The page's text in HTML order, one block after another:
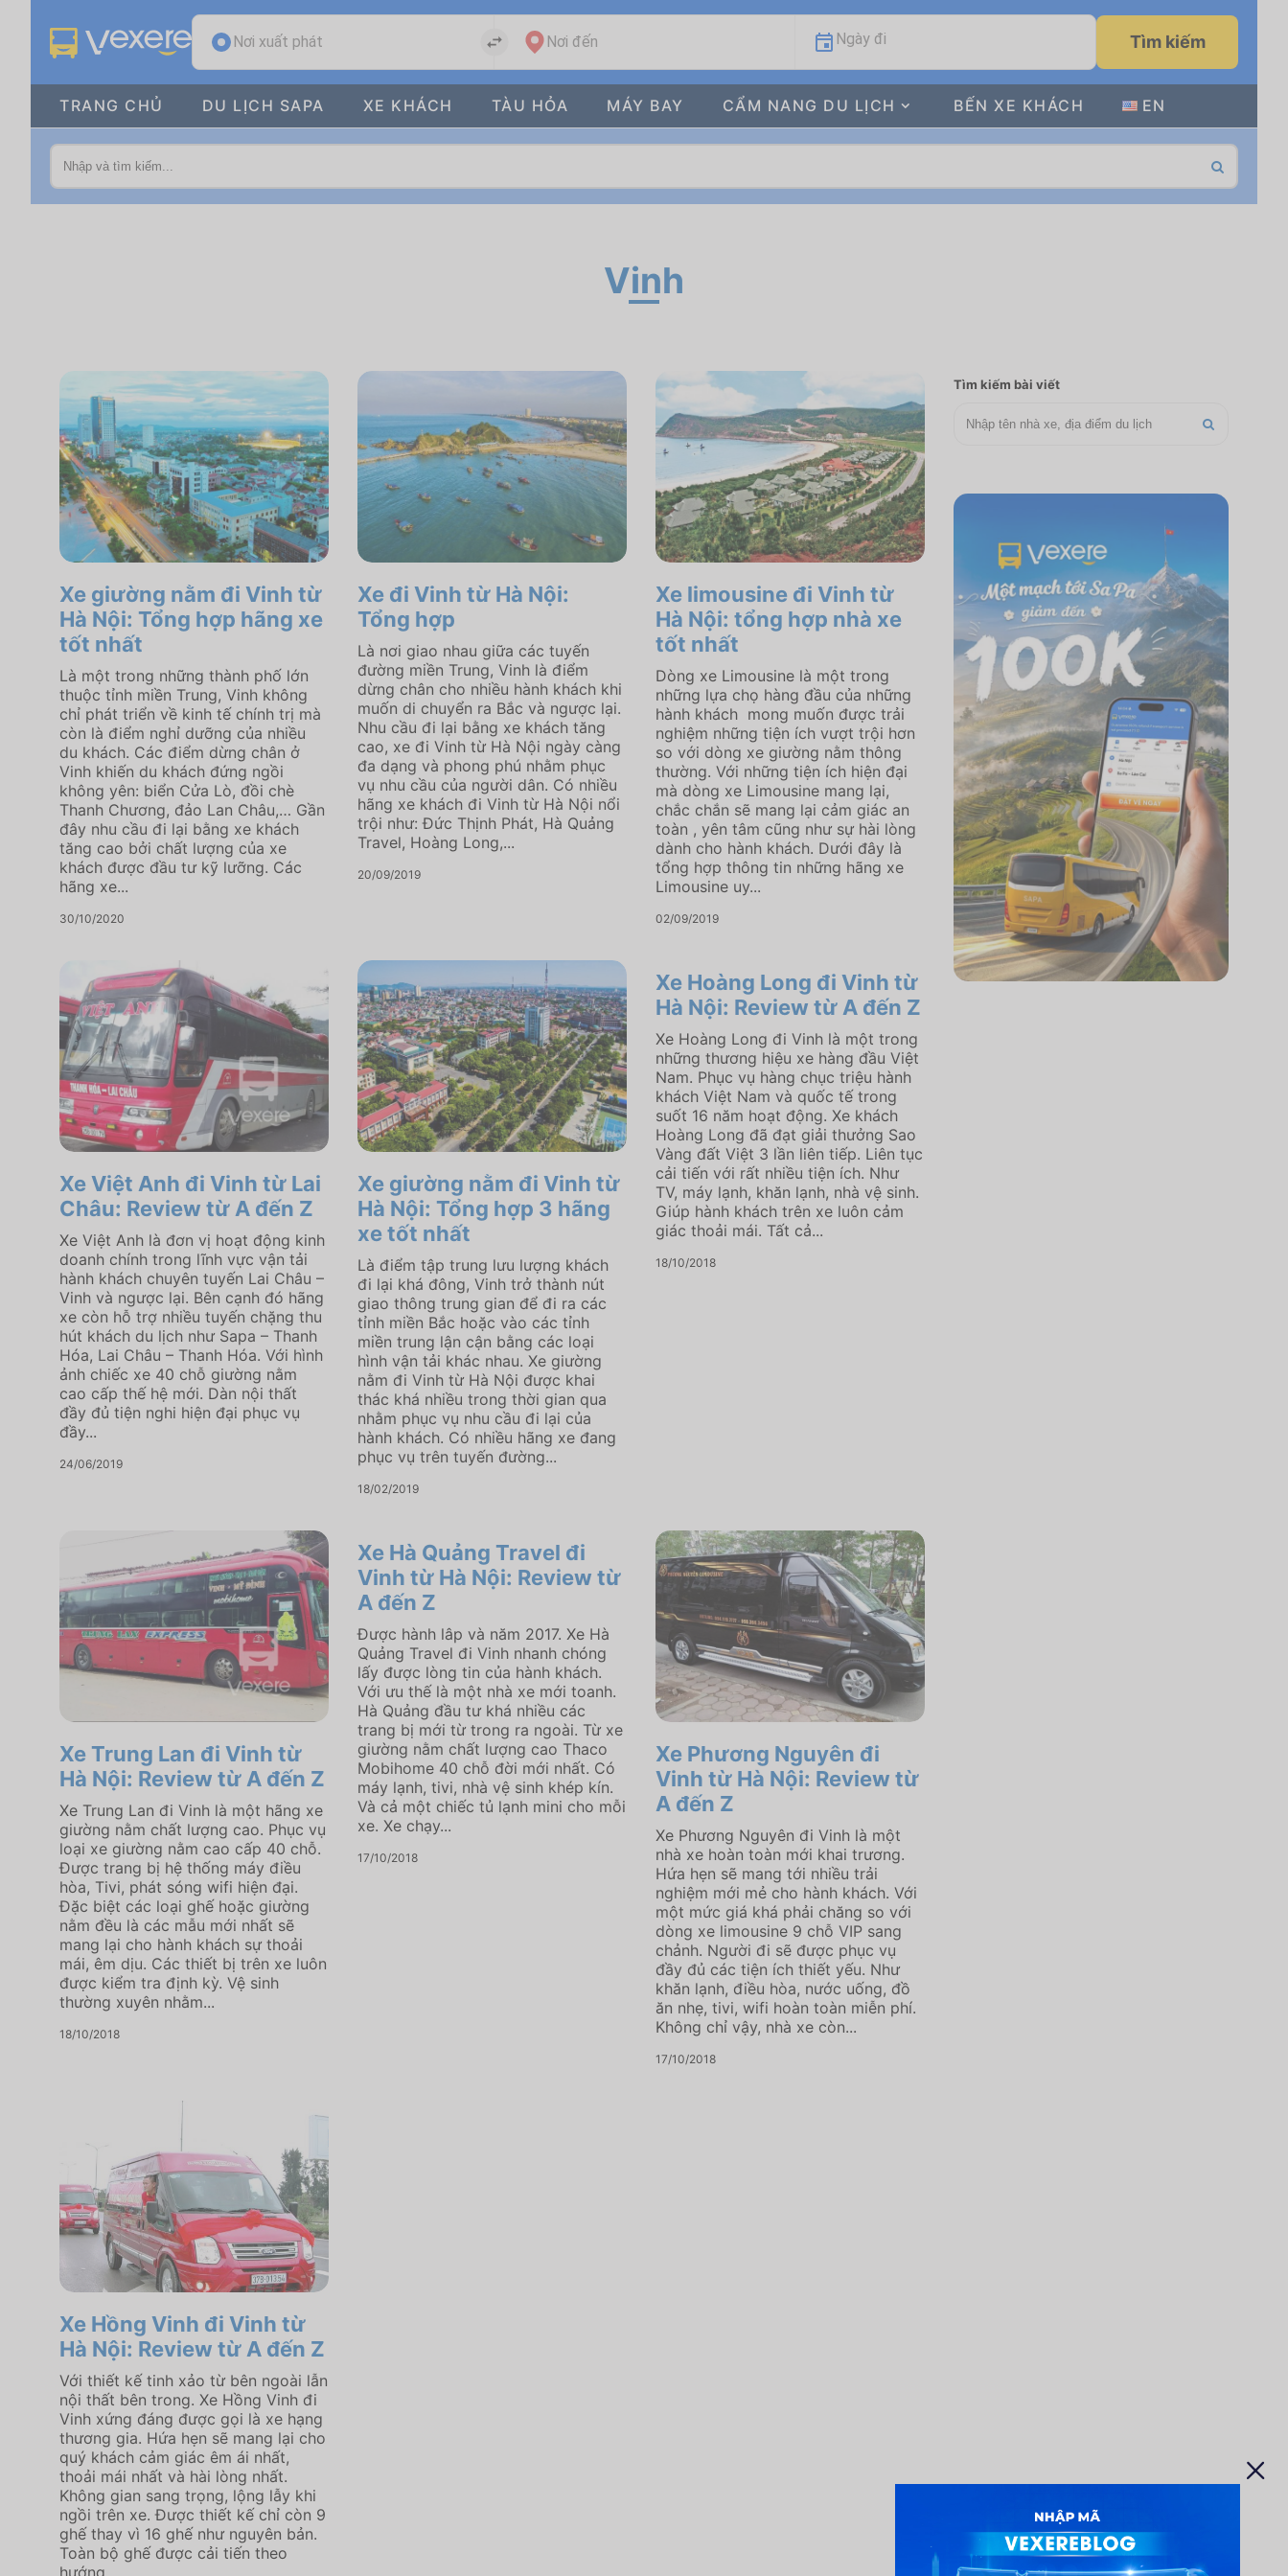
Nơi xuất phát Nơi đến Ngày đi Tìm kiếm
TRANG CHỦ DU LỊCH SAPA XE KHÁCH TÀU HỎA MÁY BAY CẨM NANG DU LỊCH BẾN XE KHÁCH EN
Vinh
Xe giường nằm đi Vinh từ
Hà Nội: Tổng hợp hãng xe
tốt nhất
Là một trong những thành phố lớn
thuộc tỉnh miền Trung, Vinh không
chỉ phát triển về kinh tế chính trị mà
còn là điểm nghỉ dưỡng của nhiều
du khách. Các điểm dừng chân ở
Vinh khiến du khách đứng ngồi
không yên: biển Cửa Lò, đồi chè
Thanh Chương, đảo Lan Châu,… Gần
đây nhu cầu đi lại bằng xe khách
tăng cao bởi chất lượng của xe
khách được đầu tư kỹ lưỡng. Các
hãng xe...
30/10/2020
Xe đi Vinh từ Hà Nội:
Tổng hợp
Là nơi giao nhau giữa các tuyến
đường miền Trung, Vinh là điểm
dừng chân cho nhiều hành khách khi
muốn di chuyển ra Bắc và ngược lại.
Nhu cầu đi lại bằng xe khách tăng
cao, xe đi Vinh từ Hà Nội ngày càng
đa dạng và phong phú nhằm phục
vụ nhu cầu của người dân. Có nhiều
hãng xe khách đi Vinh từ Hà Nội nổi
trội như: Đức Thịnh Phát, Hà Quảng
Travel, Hoàng Long,...
20/09/2019
Xe limousine đi Vinh từ
Hà Nội: tổng hợp nhà xe
tốt nhất
Dòng xe Limousine là một trong
những lựa chọ hàng đầu của những
hành khách mong muốn được trải
nghiệm những tiện ích vượt trội hơn
so với dòng xe giường nằm thông
thường. Với những tiện ích hiện đại
mà dòng xe Limousine mang lại,
chắc chắn sẽ mang lại cảm giác an
toàn , yên tâm cũng như sự hài lòng
dành cho hành khách. Dưới đây là
tổng hợp thông tin những hãng xe
Limousine uy...
02/09/2019
Xe Việt Anh đi Vinh từ Lai
Châu: Review từ A đến Z
Xe Việt Anh là đơn vị hoạt động kinh
doanh chính trong lĩnh vực vận tải
hành khách chuyên tuyến Lai Châu –
Vinh và ngược lại. Bên cạnh đó hãng
xe còn hỗ trợ nhiều tuyến chặng thu
hút khách du lịch như Sapa – Thanh
Hóa, Lai Châu – Thanh Hóa. Với hình
ảnh chiếc xe 40 chỗ giường nằm
cao cấp thế hệ mới. Dàn nội thất
đầy đủ tiện nghi hiện đại phục vụ
đầy...
24/06/2019
Xe giường nằm đi Vinh từ
Hà Nội: Tổng hợp 3 hãng
xe tốt nhất
Là điểm tập trung lưu lượng khách
đi lại khá đông, Vinh trở thành nút
giao thông trung gian để đi ra các
tỉnh miền Bắc hoặc vào các tỉnh
miền trung lận cận bằng các loại
hình vận tải khác nhau. Xe giường
nằm đi Vinh từ Hà Nội được khai
thác khá nhiều trong thời gian qua
nhằm phục vụ nhu cầu đi lại của
hành khách. Có nhiều hãng xe đang
phục vụ trên tuyến đường...
18/02/2019
Xe Hoàng Long đi Vinh từ
Hà Nội: Review từ A đến Z
Xe Hoàng Long đi Vinh là một trong
những thương hiệu xe hàng đầu Việt
Nam. Phục vụ hàng chục triệu hành
khách Việt Nam và quốc tế trong
suốt 16 năm hoạt động. Xe khách
Hoàng Long đã đạt giải thưởng Sao
Vàng đất Việt 3 lần liên tiếp. Liên tục
cải tiến với rất nhiều tiện ích. Như
TV, máy lạnh, khăn lạnh, nhà vệ sinh.
Giúp hành khách trên xe luôn cảm
giác thoải mái. Tất cả...
18/10/2018
Xe Trung Lan đi Vinh từ
Hà Nội: Review từ A đến Z
Xe Trung Lan đi Vinh là một hãng xe
giường nằm chất lượng cao. Phục vụ
loại xe giường nằm cao cấp 40 chỗ.
Được trang bị hệ thống máy điều
hòa, Tivi, phát sóng wifi hiện đại.
Đặc biệt các loại ghế hoặc giường
nằm đều là các mẫu mới nhất sẽ
mang lại cho hành khách sự thoải
mái, êm dịu. Các thiết bị trên xe luôn
được kiểm tra định kỳ. Vệ sinh
thường xuyên nhằm...
18/10/2018
Xe Hà Quảng Travel đi
Vinh từ Hà Nội: Review từ
A đến Z
Được hành lâp và năm 2017. Xe Hà
Quảng Travel đi Vinh nhanh chóng
lấy được lòng tin của hành khách.
Với ưu thế là một nhà xe mới toanh.
Hà Quảng đầu tư khá nhiều các
trang bị mới từ trong ra ngoài. Từ xe
giường nằm chất lượng cao Thaco
Mobihome 40 chỗ đời mới nhất. Có
máy lạnh, tivi, nhà vệ sinh khép kín.
Và cả một chiếc tủ lạnh mini cho mỗi
xe. Xe chạy...
17/10/2018
Xe Phương Nguyên đi
Vinh từ Hà Nội: Review từ
A đến Z
Xe Phương Nguyên đi Vinh là một
nhà xe hoàn toàn mới khai trương.
Hứa hẹn sẽ mang tới nhiều trải
nghiệm mới mẻ cho hành khách. Với
một mức giá khá phải chăng so với
dòng xe limousine 9 chỗ VIP sang
chảnh. Người đi sẽ được phục vụ
đầy đủ các tiện ích thiết yếu. Như
khăn lạnh, điều hòa, nước uống, đồ
ăn nhẹ, tivi, wifi hoàn toàn miễn phí.
Không chỉ vậy, nhà xe còn...
17/10/2018
Xe Hồng Vinh đi Vinh từ
Hà Nội: Review từ A đến Z
Với thiết kế tinh xảo từ bên ngoài lẫn
nội thất bên trong. Xe Hồng Vinh đi
Vinh xứng đáng được gọi là xe hạng
thương gia. Hứa hẹn sẽ mang lại cho
quý khách cảm giác êm ái nhất,
thoải mái nhất và hài lòng nhất.
Không gian sang trọng, lộng lẫy khi
ngồi trên xe. Được thiết kế chỉ còn 9
ghế thay vì 16 ghế như nguyên bản.
Toàn bộ ghế được cải tiến theo
hướng...
Tìm kiếm bài viết